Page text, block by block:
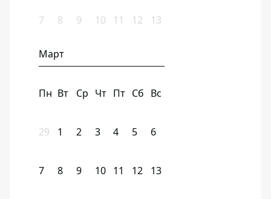
7 8 9 10 11 12 13
Март
Пн Вт Ср Чт Пт Сб Вс
29 1 2 3 4 5 6
7 8 9 10 11 12 13